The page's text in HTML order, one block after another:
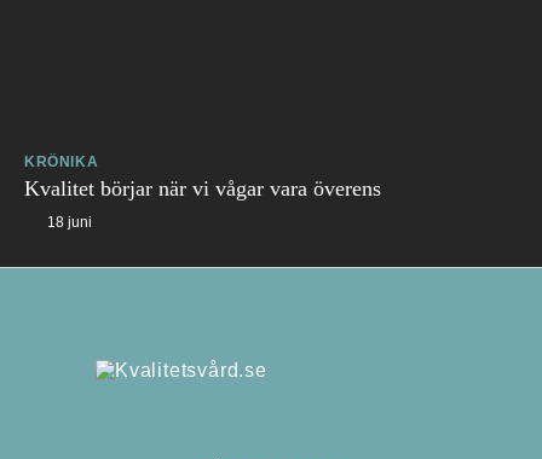
KRÖNIKA
Kvalitet börjar när vi vågar vara överens
18 juni